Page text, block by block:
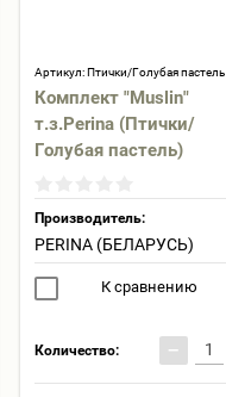
Артикул:Птички/Голубая пастель
Комплект "Muslin"
т.з.Perina (Птички/
Голубая пастель)
Производитель:
PERINA (БЕЛАРУСЬ)
К сравнению
Количество: −